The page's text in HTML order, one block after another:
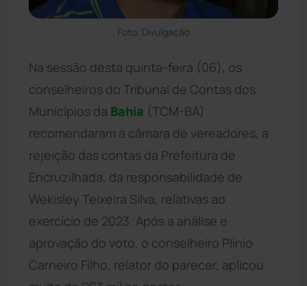
Foto: Divulgação
Na sessão desta quinta-feira (06), os
conselheiros do Tribunal de Contas dos
Municípios da Bahia (TCM-BA)
recomendaram à câmara de vereadores, a
rejeição das contas da Prefeitura de
Encruzilhada, da responsabilidade de
Wekisley Teixeira Silva, relativas ao
exercício de 2023. Após a análise e
aprovação do voto, o conselheiro Plínio
Carneiro Filho, relator do parecer, aplicou